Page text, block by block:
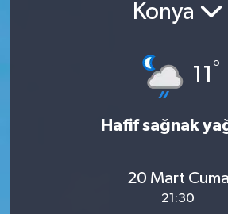
Konya
11 °
Hafif sağnak
20 Mart Cuma
21:30